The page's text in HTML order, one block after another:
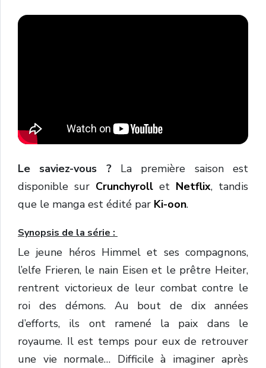
Le saviez-vous ?La première saison est
disponible sur Crunchyroll et Netflix, tandis
que le manga est édité par Ki-oon.
Synopsis de la série :
Le jeune héros Himmel et ses compagnons,
l’elfe Frieren, le nain Eisen et le prêtre Heiter,
rentrent victorieux de leur combat contre le
roi des démons. Au bout de dix années
d’efforts, ils ont ramené la paix dans le
royaume. Il est temps pour eux de retrouver
une vie normale… Difficile à imaginer après